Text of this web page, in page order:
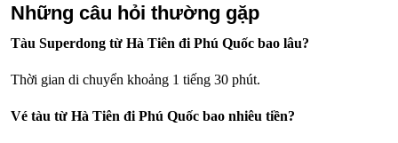
Những câu hỏi thường gặp
Tàu Superdong từ Hà Tiên đi Phú Quốc bao lâu?
Thời gian di chuyển khoảng 1 tiếng 30 phút.
Vé tàu từ Hà Tiên đi Phú Quốc bao nhiêu tiền?